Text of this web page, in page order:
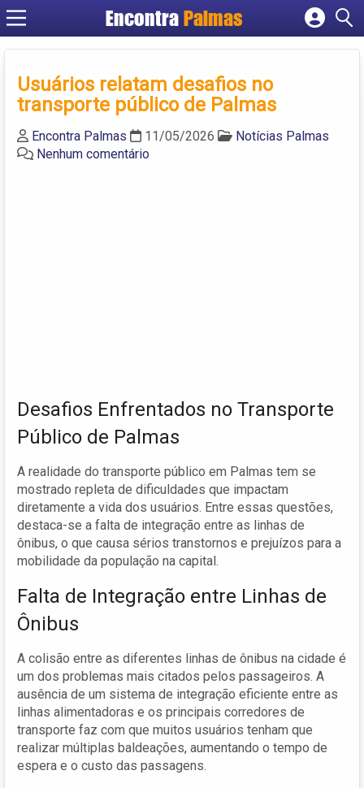
Encontra Palmas
Cadastrar empresa
Criar conta
Usuários relatam desafios no
transporte público de Palmas
Encontra Palmas 11/05/2026
Notícias Palmas
Nenhum comentário
Desafios Enfrentados no Transporte
Público de Palmas
A realidade do transporte público em Palmas tem se
mostrado repleta de dificuldades que impactam
diretamente a vida dos usuários. Entre essas questões,
destaca-se a falta de integração entre as linhas de
ônibus, o que causa sérios transtornos e prejuízos para a
mobilidade da população na capital.
Falta de Integração entre Linhas de
Ônibus
A colisão entre as diferentes linhas de ônibus na cidade é
um dos problemas mais citados pelos passageiros. A
ausência de um sistema de integração eficiente entre as
linhas alimentadoras e os principais corredores de
transporte faz com que muitos usuários tenham que
realizar múltiplas baldeações, aumentando o tempo de
espera e o custo das passagens.